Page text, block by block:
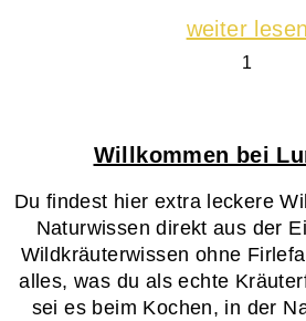
weiter lesen
Willkommen bei
Du findest hier extra leckere
Naturwissen direkt aus der
Wildkräuterwissen ohne
alles, was du als echte
sei es beim Kochen, in der